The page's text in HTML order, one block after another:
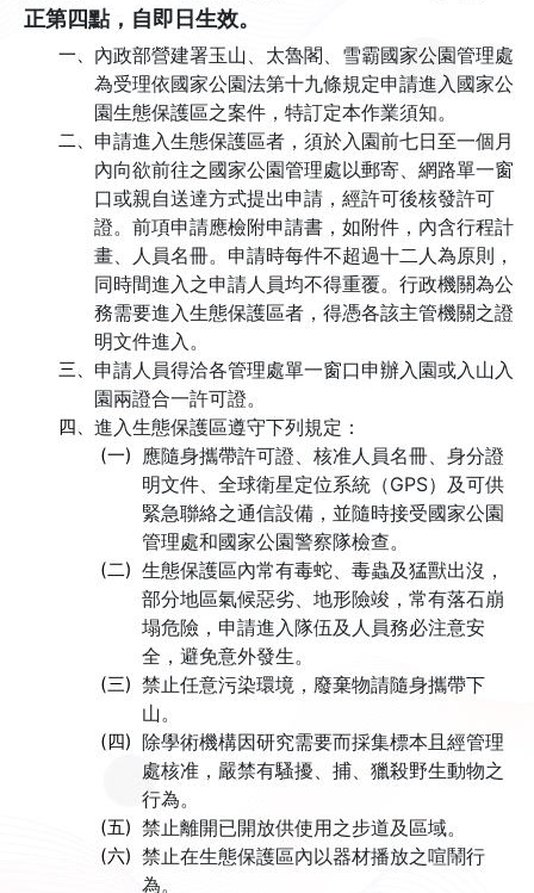
正第四點，自即日生效。
一、 內政部營建署玉山、太魯閣、雪霸國家公園管理處
為受理依國家公園法第十九條規定申請進入國家公
園生態保護區之案件，特訂定本作業須知。
二、 申請進入生態保護區者，須於入園前七日至一個月
內向欲前往之國家公園管理處以郵寄、網路單一窗
口或親自送達方式提出申請，經許可後核發許可
證。前項申請應檢附申請書，如附件，內含行程計
畫、人員名冊。申請時每件不超過十二人為原則，
同時間進入之申請人員均不得重覆。行政機關為公
務需要進入生態保護區者，得憑各該主管機關之證
明文件進入。
三、 申請人員得洽各管理處單一窗口申辦入園或入山入
園兩證合一許可證。
四、 進入生態保護區遵守下列規定：
(一) 應隨身攜帶許可證、核准人員名冊、身分證
明文件、全球衛星定位系統（GPS）及可供
緊急聯絡之通信設備，並隨時接受國家公園
管理處和國家公園警察隊檢查。
(二) 生態保護區內常有毒蛇、毒蟲及猛獸出沒，
部分地區氣候惡劣、地形險竣，常有落石崩
塌危險，申請進入隊伍及人員務必注意安
全，避免意外發生。
(三) 禁止任意污染環境，廢棄物請隨身攜帶下
山。
(四) 除學術機構因研究需要而採集標本且經管理
處核准，嚴禁有騷擾、捕、獵殺野生動物之
行為。
(五) 禁止離開已開放供使用之步道及區域。
(六) 禁止在生態保護區內以器材播放之喧鬧行
為。